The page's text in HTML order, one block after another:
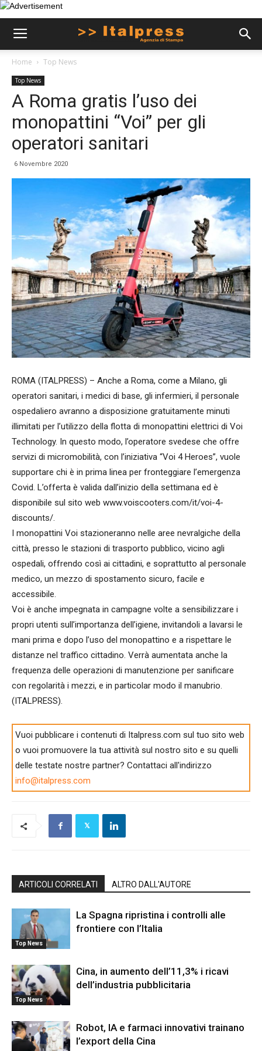
Home Top News
Top News
A Roma gratis l’uso dei
monopattini “Voi” per gli
operatori sanitari
6 Novembre 2020
ROMA (ITALPRESS) – Anche a Roma, come a Milano, gli
operatori sanitari, i medici di base, gli infermieri, il personale
ospedaliero avranno a disposizione gratuitamente minuti
illimitati per l’utilizzo della flotta di monopattini elettrici di Voi
Technology. In questo modo, l’operatore svedese che offre
servizi di micromobilità, con l’iniziativa “Voi 4 Heroes”, vuole
supportare chi è in prima linea per fronteggiare l’emergenza
Covid. L’offerta è valida dall’inizio della settimana ed è
disponibile sul sito web www.voiscooters.com/it/voi-4-
discounts/.
I monopattini Voi stazioneranno nelle aree nevralgiche della
città, presso le stazioni di trasporto pubblico, vicino agli
ospedali, offrendo così ai cittadini, e soprattutto al personale
medico, un mezzo di spostamento sicuro, facile e
accessibile.
Voi è anche impegnata in campagne volte a sensibilizzare i
propri utenti sull’importanza dell’igiene, invitandoli a lavarsi le
mani prima e dopo l’uso del monopattino e a rispettare le
distanze nel traffico cittadino. Verrà aumentata anche la
frequenza delle operazioni di manutenzione per sanificare
con regolarità i mezzi, e in particolar modo il manubrio.
(ITALPRESS).
Vuoi pubblicare i contenuti di Italpress.com sul tuo sito web
o vuoi promuovere la tua attività sul nostro sito e su quelli
delle testate nostre partner? Contattaci all'indirizzo
info@italpress.com
ARTICOLI CORRELATI ALTRO DALL'AUTORE
Top News
La Spagna ripristina i controlli alle
frontiere con l’Italia
Top News
Cina, in aumento dell’11,3% i ricavi
dell’industria pubblicitaria
Robot, IA e farmaci innovativi trainano
l’export della Cina